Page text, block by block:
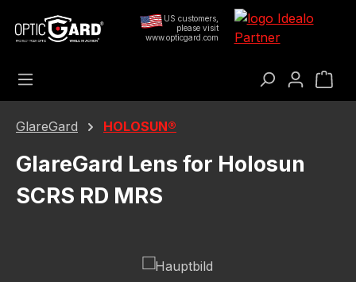
Preskoči na glavni sadržaj US customers,
please visit
www.opticgard.com
GlareGard HOLOSUN®
GlareGard Lens for Holosun
SCRS RD MRS
Preskoči galeriju slika